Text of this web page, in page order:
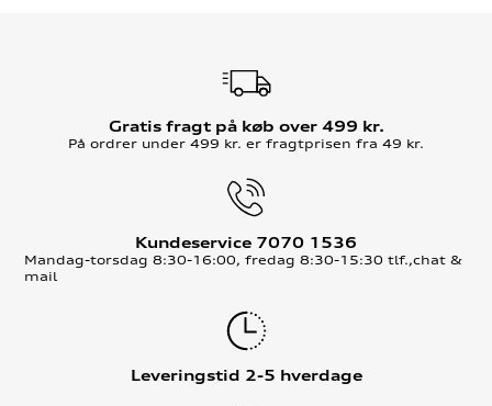
Gratis fragt på køb over 499 kr.
På ordrer under 499 kr. er fragtprisen fra 49 kr.
Kundeservice 7070 1536
Mandag-torsdag 8:30-16:00, fredag 8:30-15:30 tlf.,chat &
mail
Leveringstid 2-5 hverdage